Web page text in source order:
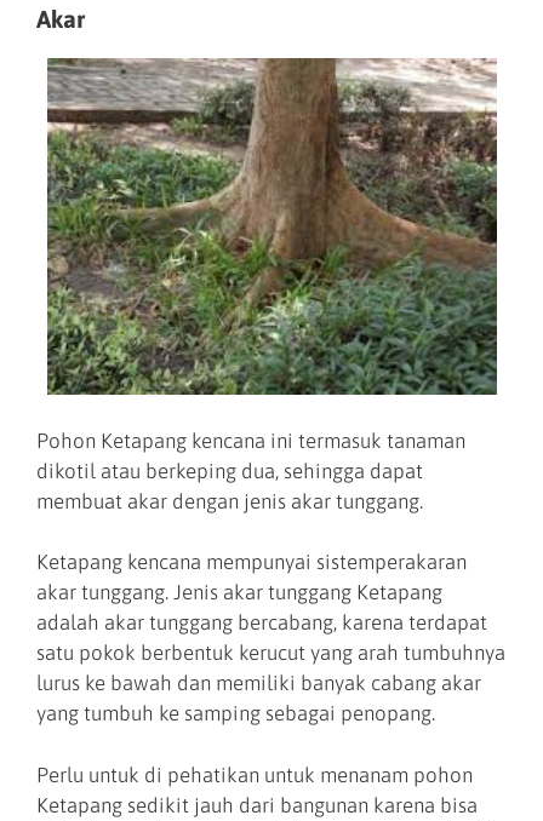
Akar
Pohon Ketapang kencana ini termasuk tanaman
dikotil atau berkeping dua, sehingga dapat
membuat akar dengan jenis akar tunggang.
Ketapang kencana mempunyai sistemperakaran
akar tunggang. Jenis akar tunggang Ketapang
adalah akar tunggang bercabang, karena terdapat
satu pokok berbentuk kerucut yang arah tumbuhnya
lurus ke bawah dan memiliki banyak cabang akar
yang tumbuh ke samping sebagai penopang.
Perlu untuk di pehatikan untuk menanam pohon
Ketapang sedikit jauh dari bangunan karena bisa